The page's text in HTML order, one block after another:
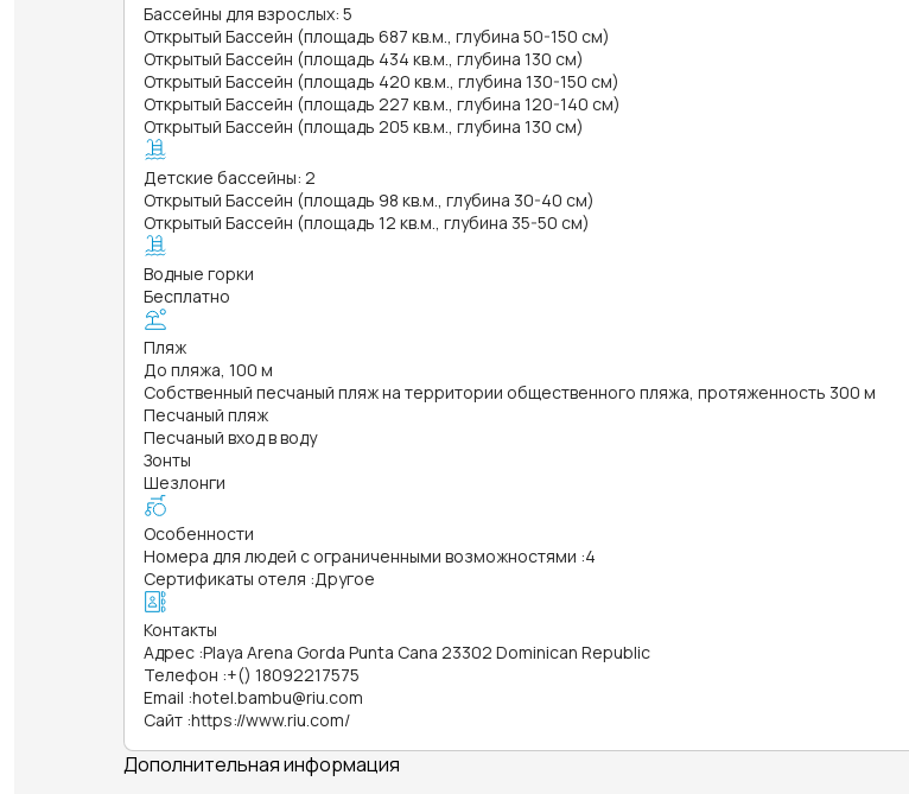
Бассейны для взрослых: 5
Открытый Бассейн (площадь 687 кв.м., глубина 50-150 см)
Открытый Бассейн (площадь 434 кв.м., глубина 130 см)
Открытый Бассейн (площадь 420 кв.м., глубина 130-150 см)
Открытый Бассейн (площадь 227 кв.м., глубина 120-140 см)
Открытый Бассейн (площадь 205 кв.м., глубина 130 см)
Детские бассейны: 2
Открытый Бассейн (площадь 98 кв.м., глубина 30-40 см)
Открытый Бассейн (площадь 12 кв.м., глубина 35-50 см)
Водные горки
Бесплатно
Пляж
До пляжа, 100 м
Собственный песчаный пляж на территории общественного пляжа, протяженность 300 м
Песчаный пляж
Песчаный вход в воду
Зонты
Шезлонги
Особенности
Номера для людей с ограниченными возможностями :4
Сертификаты отеля :Другое
Контакты
Адрес :Playa Arena Gorda Punta Cana 23302 Dominican Republic
Телефон :+() 18092217575
Email :hotel.bambu@riu.com
Сайт :https://www.riu.com/
Дополнительная информация